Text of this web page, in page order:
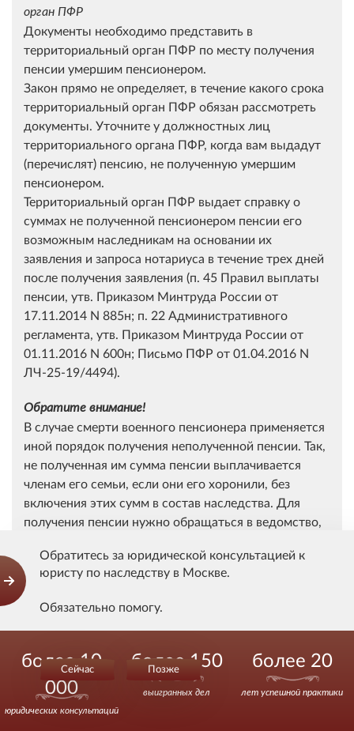
орган ПФР
Документы необходимо представить в
территориальный орган ПФР по месту получения
пенсии умершим пенсионером.
Закон прямо не определяет, в течение какого срока
территориальный орган ПФР обязан рассмотреть
документы. Уточните у должностных лиц
территориального органа ПФР, когда вам выдадут
(перечислят) пенсию, не полученную умершим
пенсионером.
Территориальный орган ПФР выдает справку о
суммах не полученной пенсионером пенсии его
возможным наследникам на основании их
заявления и запроса нотариуса в течение трех дней
после получения заявления (п. 45 Правил выплаты
пенсии, утв. Приказом Минтруда России от
17.11.2014 N 885н; п. 22 Административного
регламента, утв. Приказом Минтруда России от
01.11.2016 N 600н; Письмо ПФР от 01.04.2016 N
ЛЧ-25-19/4494).
Обратите внимание!
В случае смерти военного пенсионера применяется
иной порядок получения неполученной пенсии. Так,
не полученная им сумма пенсии выплачивается
членам его семьи, если они его хоронили, без
включения этих сумм в состав наследства. Для
получения пенсии нужно обращаться в ведомство,
сумма пенсии выплачивается наследникам на
общих основаниях (ст. 63 Закона от 12.02.1993 N
Юридическая помощь при оформление наследства,
обращайтесь.
Спасибо!
Обратитесь за юридической консультацией к
юристу по наследству в Москве.
Обязательно помогу.
Сейчас Позже
более 10
000
юридических консультаций
более 150
выигранных дел
более 20
лет успешной практики